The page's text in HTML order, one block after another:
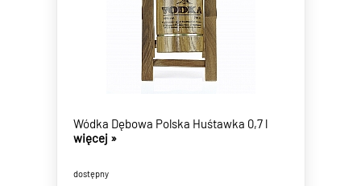
Wódka Dębowa Polska Huśtawka 0,7 l
więcej »
dostępny